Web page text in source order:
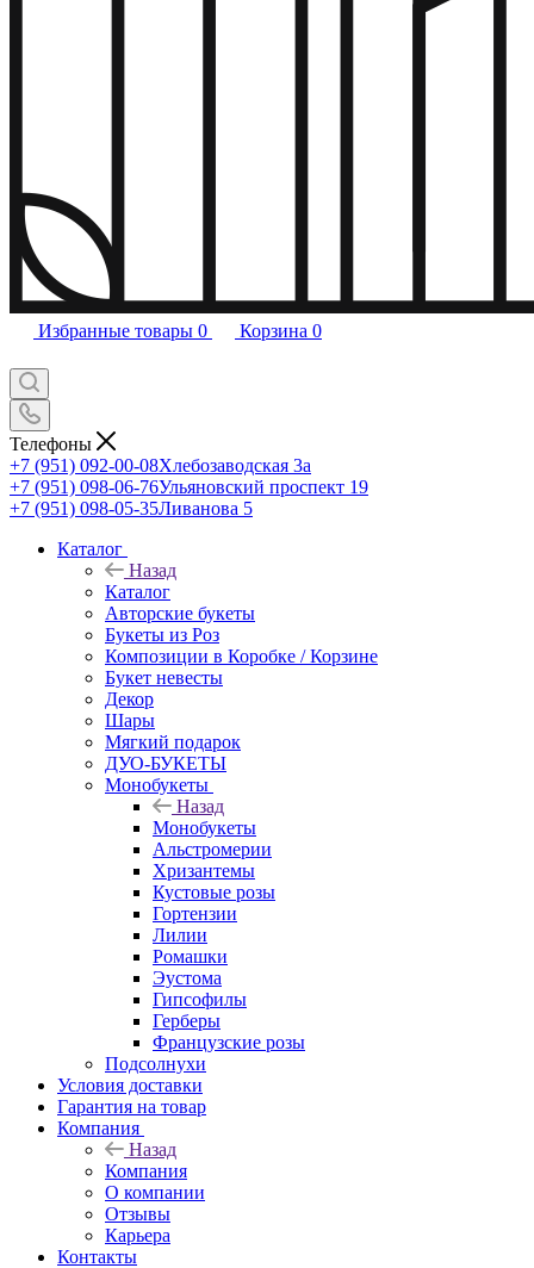
Избранные товары 0 Корзина 0
Телефоны
+7 (951) 092-00-08Хлебозаводская 3а
+7 (951) 098-06-76Ульяновский проспект 19
+7 (951) 098-05-35Ливанова 5
Каталог
Назад
Каталог
Авторские букеты
Букеты из Роз
Композиции в Коробке / Корзине
Букет невесты
Декор
Шары
Мягкий подарок
ДУО-БУКЕТЫ
Монобукеты
Назад
Монобукеты
Альстромерии
Хризантемы
Кустовые розы
Гортензии
Лилии
Ромашки
Эустома
Гипсофилы
Герберы
Французские розы
Подсолнухи
Условия доставки
Гарантия на товар
Компания
Назад
Компания
О компании
Отзывы
Карьера
Контакты